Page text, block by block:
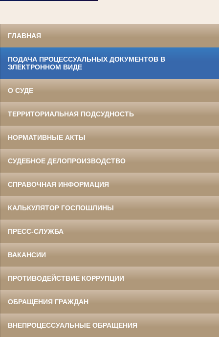
ГЛАВНАЯ
ПОДАЧА ПРОЦЕССУАЛЬНЫХ ДОКУМЕНТОВ В
ЭЛЕКТРОННОМ ВИДЕ
О СУДЕ
ТЕРРИТОРИАЛЬНАЯ ПОДСУДНОСТЬ
НОРМАТИВНЫЕ АКТЫ
СУДЕБНОЕ ДЕЛОПРОИЗВОДСТВО
СПРАВОЧНАЯ ИНФОРМАЦИЯ
КАЛЬКУЛЯТОР ГОСПОШЛИНЫ
ПРЕСС-СЛУЖБА
ВАКАНСИИ
ПРОТИВОДЕЙСТВИЕ КОРРУПЦИИ
ОБРАЩЕНИЯ ГРАЖДАН
ВНЕПРОЦЕССУАЛЬНЫЕ ОБРАЩЕНИЯ